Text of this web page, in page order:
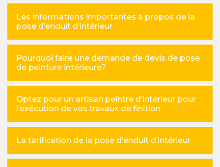
Les informations importantes à propos de la
pose d’enduit d’intérieur
Pourquoi faire une demande de devis de pose
de peinture intérieure?
Optez pour un artisan peintre d’intérieur pour
l’exécution de vos travaux de finition
La tarification de la pose d’enduit d’intérieur